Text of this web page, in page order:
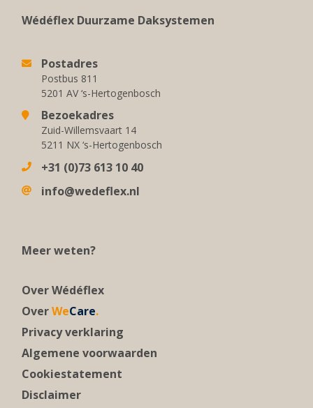
Wédéflex Duurzame Daksystemen
Postadres
Postbus 811
5201 AV ‘s-Hertogenbosch
Bezoekadres
Zuid-Willemsvaart 14
5211 NX ‘s-Hertogenbosch
+31 (0)73 613 10 40
info@wedeflex.nl
Meer weten?
Over Wédéflex
OverWeCare.
Privacy verklaring
Algemene voorwaarden
Cookiestatement
Disclaimer